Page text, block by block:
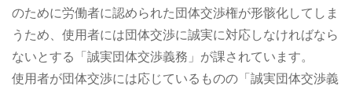
のために労働者に認められた団体交渉権が形骸化してしま
うため、使用者には団体交渉に誠実に対応しなければなら
ないとする「誠実団体交渉義務」が課されています。
使用者が団体交渉には応じているものの「誠実団体交渉義